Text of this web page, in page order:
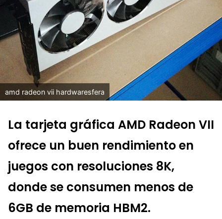
amd radeon vii hardwaresfera
La tarjeta gráfica AMD Radeon VII
ofrece un buen rendimiento en
juegos con resoluciones 8K,
donde se consumen menos de
6GB de memoria HBM2.